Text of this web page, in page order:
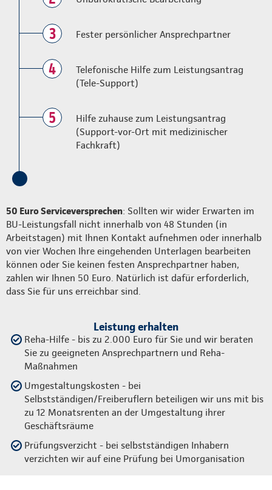
3 Fester persönlicher Ansprechpartner
4
Telefonische Hilfe zum Leistungsantrag
(Tele-Support)
5
Hilfe zuhause zum Leistungsantrag
(Support-vor-Ort mit medizinischer
Fachkraft)
50 Euro Serviceversprechen: Sollten wir wider Erwarten im
BU-Leistungsfall nicht innerhalb von 48 Stunden (in
Arbeitstagen) mit Ihnen Kontakt aufnehmen oder innerhalb
von vier Wochen Ihre eingehenden Unterlagen bearbeiten
können oder Sie keinen festen Ansprechpartner haben,
zahlen wir Ihnen 50 Euro. Natürlich ist dafür erforderlich,
dass Sie für uns erreichbar sind.
Leistung erhalten
Reha-Hilfe - bis zu 2.000 Euro für Sie und wir beraten
Sie zu geeigneten Ansprechpartnern und Reha-
Maßnahmen
Umgestaltungskosten - bei
Selbstständigen/Freiberuflern beteiligen wir uns mit bis
zu 12 Monatsrenten an der Umgestaltung ihrer
Geschäftsräume
Prüfungsverzicht - bei selbstständigen Inhabern
verzichten wir auf eine Prüfung bei Umorganisation